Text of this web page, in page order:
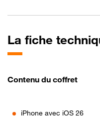
La fiche
Contenu du coffret
iPhone avec iOS 26